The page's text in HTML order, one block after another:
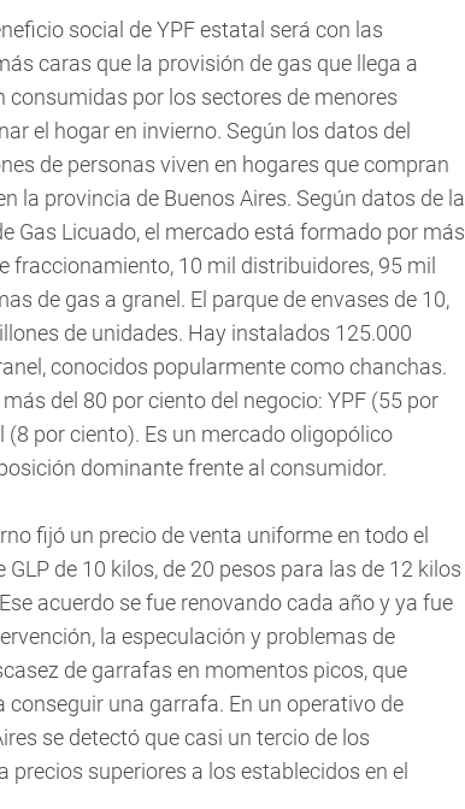
social de YPF estatal será con las
caras que la provisión de gas que llega a
consumidas por los sectores de menores
el hogar en invierno. Según los datos del
de personas viven en hogares que compran
la provincia de Buenos Aires. Según datos de la
Gas Licuado, el mercado está formado por más
fraccionamiento, 10 mil distribuidores, 95 mil
de gas a granel. El parque de envases de 10,
de unidades. Hay instalados 125.000
conocidos popularmente como chanchas.
del 80 por ciento del negocio: YPF (55 por
por ciento). Es un mercado oligopólico
dominante frente al consumidor.
fijó un precio de venta uniforme en todo el
de 10 kilos, de 20 pesos para las de 12 kilos
acuerdo se fue renovando cada año y ya fue
la especulación y problemas de
de garrafas en momentos picos, que
una garrafa. En un operativo de
se detectó que casi un tercio de los
superiores a los establecidos en el